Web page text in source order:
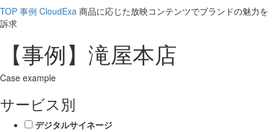
TOP 事例 CloudExa 商品に応じた放映コンテンツでブランドの魅力を
訴求
【事例】滝屋本店
Case example
サービス別
デジタルサイネージ